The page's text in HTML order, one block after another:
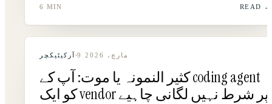
6 MIN READ
آرکیٹیکچر 9 مارچ، 2026
کثیر النمونہ یا موت: آپ کے coding agent
کو ایک vendor پر شرط نہیں لگانی چاہیے